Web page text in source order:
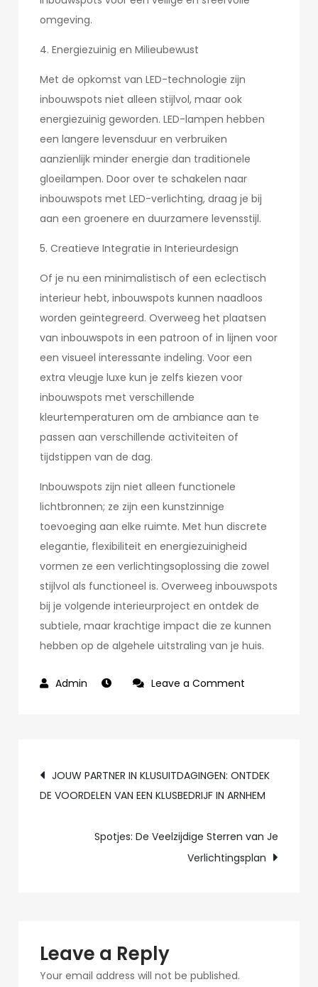
omgeving.
4. Energiezuinig en Milieubewust
Met de opkomst van LED-technologie zijn
inbouwspots niet alleen stijlvol, maar ook
energiezuinig geworden. LED-lampen hebben
een langere levensduur en verbruiken
aanzienlijk minder energie dan traditionele
gloeilampen. Door over te schakelen naar
inbouwspots met LED-verlichting, draag je bij
aan een groenere en duurzamere levensstijl.
5. Creatieve Integratie in Interieurdesign
Of je nu een minimalistisch of een eclectisch
interieur hebt, inbouwspots kunnen naadloos
worden geïntegreerd. Overweeg het plaatsen
van inbouwspots in een patroon of in lijnen voor
een visueel interessante indeling. Voor een
extra vleugje luxe kun je zelfs kiezen voor
inbouwspots met verschillende
kleurtemperaturen om de ambiance aan te
passen aan verschillende activiteiten of
tijdstippen van de dag.
Inbouwspots zijn niet alleen functionele
lichtbronnen; ze zijn een kunstzinnige
toevoeging aan elke ruimte. Met hun discrete
elegantie, flexibiliteit en energiezuinigheid
vormen ze een verlichtingsoplossing die zowel
stijlvol als functioneel is. Overweeg inbouwspots
bij je volgende interieurproject en ontdek de
subtiele, maar krachtige impact die ze kunnen
hebben op de algehele uitstraling van je huis.
Leave a Comment
Verlichting
met
en
Functionaliteit
Post
navigation
JOUW PARTNER IN KLUSUITDAGINGEN: ONTDEK
DE VOORDELEN VAN EEN KLUSBEDRIJF IN ARNHEM
Spotjes: De Veelzijdige Sterren van Je
Verlichtingsplan
Leave a Reply
Your email address will not be published.